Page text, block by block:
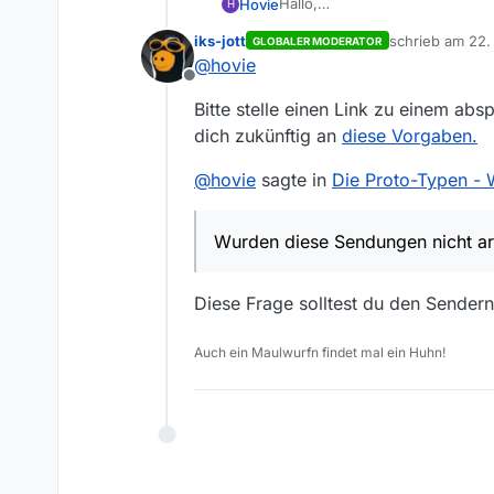
H HovieHallo,
(2015) auf SRF2, DMAX etc.
https://
LG Stephan
Offline
iks-jott GLOBALER MODERATOR schrieb am 22.
zuletzt editiert
@hovie
Bitte stelle einen Link zu einem
dich zukünftig an diese Vorgaben.
@hovie sagte in Die Proto-Typen -
Wurden diese Sendungen nicht
Diese Frage solltest du den
Auch ein Maulwurfn findet mal ein Huhn!